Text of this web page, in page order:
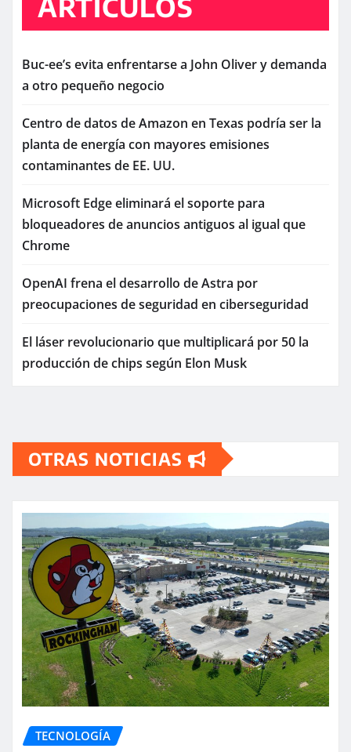
Buc-ee’s evita enfrentarse a John Oliver y demanda
a otro pequeño negocio
Centro de datos de Amazon en Texas podría ser la
planta de energía con mayores emisiones
contaminantes de EE. UU.
Microsoft Edge eliminará el soporte para
bloqueadores de anuncios antiguos al igual que
Chrome
OpenAI frena el desarrollo de Astra por
preocupaciones de seguridad en ciberseguridad
El láser revolucionario que multiplicará por 50 la
producción de chips según Elon Musk
OTRAS NOTICIAS
TECNOLOGÍA